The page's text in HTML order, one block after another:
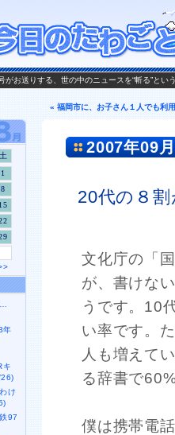
お送りする、世の中のニュースを“斬る”と
« 福岡市に、お子さん１人でも利
2007年09
20代の８
文化庁の「
が、書けな
うです。10
い率です。
人も増えて
る辞書で
僕は携帯電
土
1
8
15
年
キ
け
97